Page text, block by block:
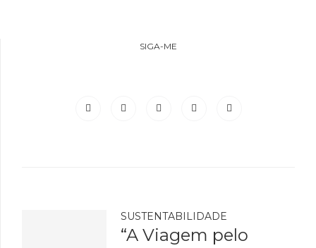
SIGA-ME
SUSTENTABILIDADE
“A Viagem pelo